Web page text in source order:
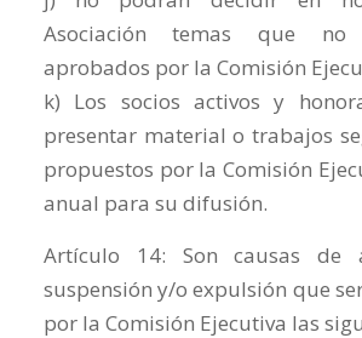
Asociación temas que
aprobados por la Comisión
k) Los socios activos y
presentar material o trabajos
propuestos por la Comisión
anual para su difusión.
Artículo 14: Son causas de
suspensión y/o expulsión que
por la Comisión Ejecutiva las